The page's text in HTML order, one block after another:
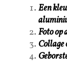
Een
Foto op